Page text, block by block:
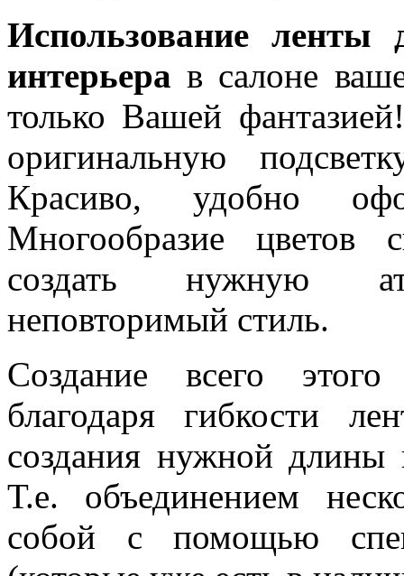
Использование ленты
интерьера в салоне
только Вашей
оригинальную
Красиво, удобно
Многообразие цветов
создать нужную
неповторимый стиль.
Создание всего
благодаря гибкости
создания нужной длины
Т.е. объединением
собой с помощью